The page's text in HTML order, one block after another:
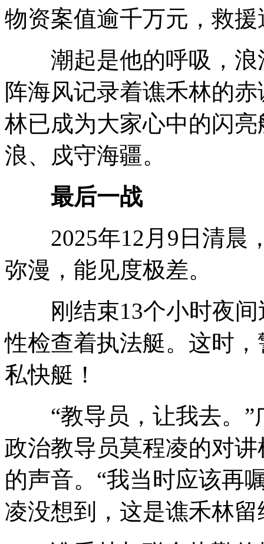
物资案值逾千万元，救
潮起是他的呼吸，浪
阵海风记录着谯禾林的
林已成为大家心中的闪
浪、戍守海疆。
最后一战
2025年12月9日清晨
弥漫，能见度极差。
刚结束13个小时夜间
性检查着执法艇。这时
私快艇！
“教导员，让我去。”
政治教导员莫程凌的对
的声音。“我当时应该再
凌没想到，这是谯禾林